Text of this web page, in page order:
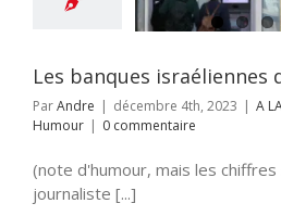
ACTUALITES
Les banques
ParAndre | décembre 4th, 2023 | A
Humour | 0 commentaire
(note d'humour, mais les chiffres
journaliste [...]